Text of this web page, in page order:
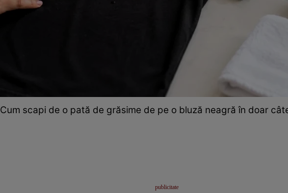
Cum scapi de o pată de grăsime de pe o bluză neagră în doar